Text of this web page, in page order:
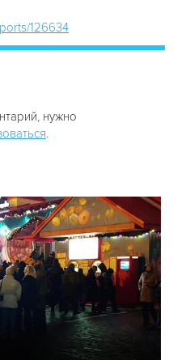
126634
нужно